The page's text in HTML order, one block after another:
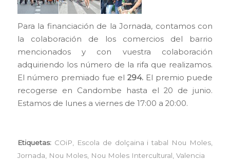
Para la financiación de la Jornada, contamos con
la colaboración de los comercios del barrio
mencionados y con vuestra colaboración
adquiriendo los número de la rifa que realizamos.
El número premiado fue el 294. El premio puede
recogerse en Candombe hasta el 20 de junio.
Estamos de lunes a viernes de 17:00 a 20:00.
Etiquetas: COiP Escola de dolçaina i tabal Nou Moles
Jornada
Nou Moles, Nou Moles Intercultural Valencia